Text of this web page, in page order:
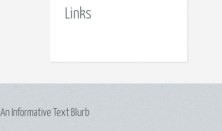
Links
An Informative Text Blurb